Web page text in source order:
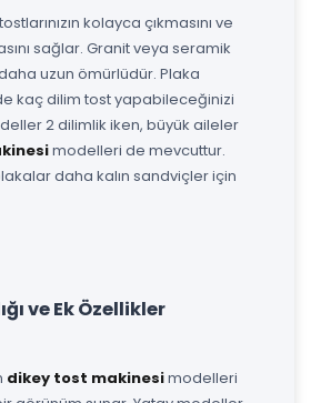
kolayca çıkmasını ve
sağlar. Granit veya seramik
uzun ömürlüdür. Plaka
kaç dilim tost yapabileceğinizi
2 dilimlik iken, büyük aileler
modelleri de mevcuttur.
daha kalın sandviçler için
ve Ek Özellikler
dikey tost makinesimodelleri